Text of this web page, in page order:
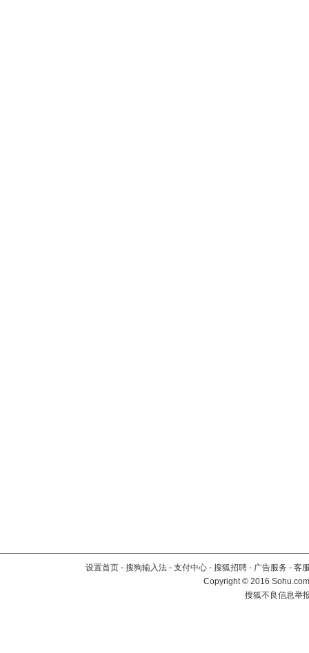
设置首页 - 搜狗输入法 - 支付中心 - 搜狐招聘 - 广告服务 - 客
Copyright©2016
搜狐不良信息举